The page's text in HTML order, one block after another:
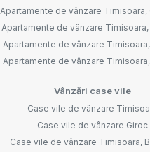
Apartamente de vânzare Timisoara,
Apartamente de vânzare Timisoara,
Apartamente de vânzare
Apartamente de vânzare
Vânzări case vile
Case vile de vânzare
Case vile de vânzare Giroc
Case vile de vânzare Timisoara,